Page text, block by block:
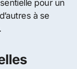
pour un
à se